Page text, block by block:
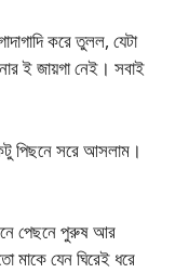
করে তুলল, যেটা
ই জায়গা নেই। সবাই
পিছনে সরে আসলাম।
পেছনে পুরুষ আর
মাকে যেন ঘিরেই ধরে